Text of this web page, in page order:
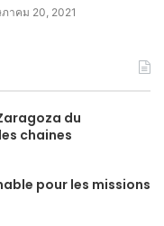
าคม 20, 2021
du
chaines
pour les missions